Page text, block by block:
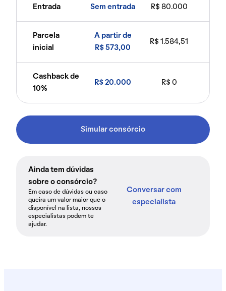
Entrada Sem entrada R$ 80.000
Parcela
inicial
A partir de
R$ 573,00
R$ 1.584,51
Cashback de
10%
R$ 20.000 R$ 0
Simular consórcio
Ainda tem dúvidas
sobre o consórcio?
Em caso de dúvidas ou caso
queira um valor maior que o
disponível na lista, nossos
especialistas podem te
ajudar.
Conversar com
especialista